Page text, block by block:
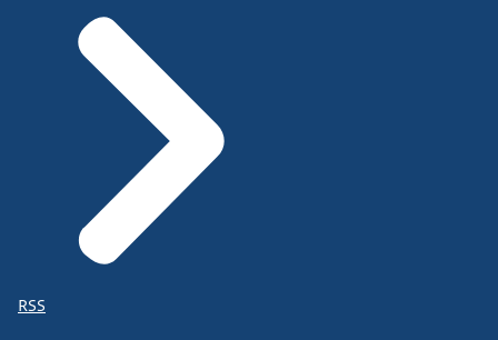
RSS